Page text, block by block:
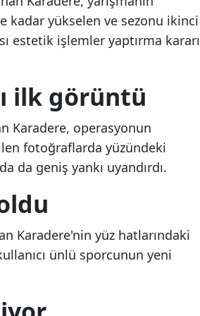
kadar yükselen ve sezonu ikinci
estetik işlemler yaptırma kararı
ilk görüntü
Karadere, operasyonun
fotoğraflarda yüzündeki
da geniş yankı uyandırdı.
Karadere'nin yüz hatlarındaki
ünlü sporcunun yeni